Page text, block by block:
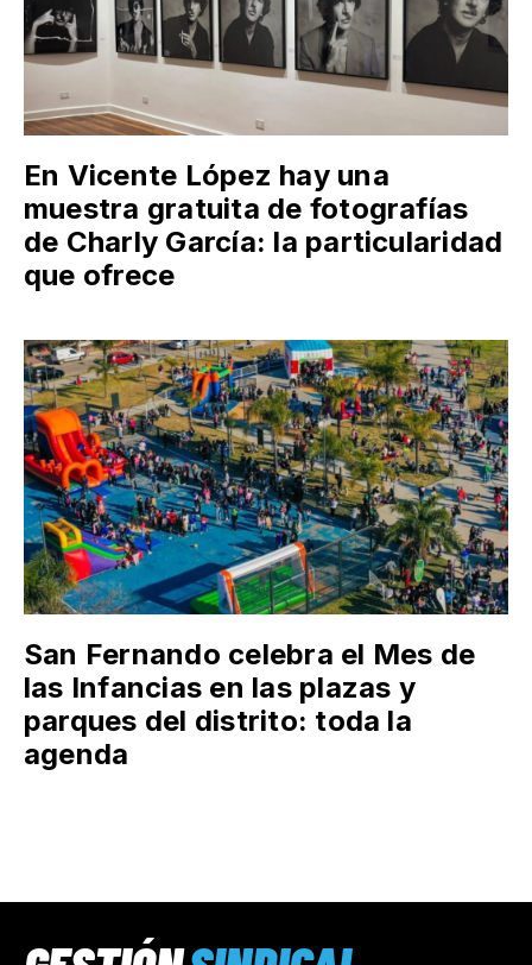
En Vicente López hay una
muestra gratuita de fotografías
de Charly García: la particularidad
que ofrece
San Fernando celebra el Mes de
las Infancias en las plazas y
parques del distrito: toda la
agenda